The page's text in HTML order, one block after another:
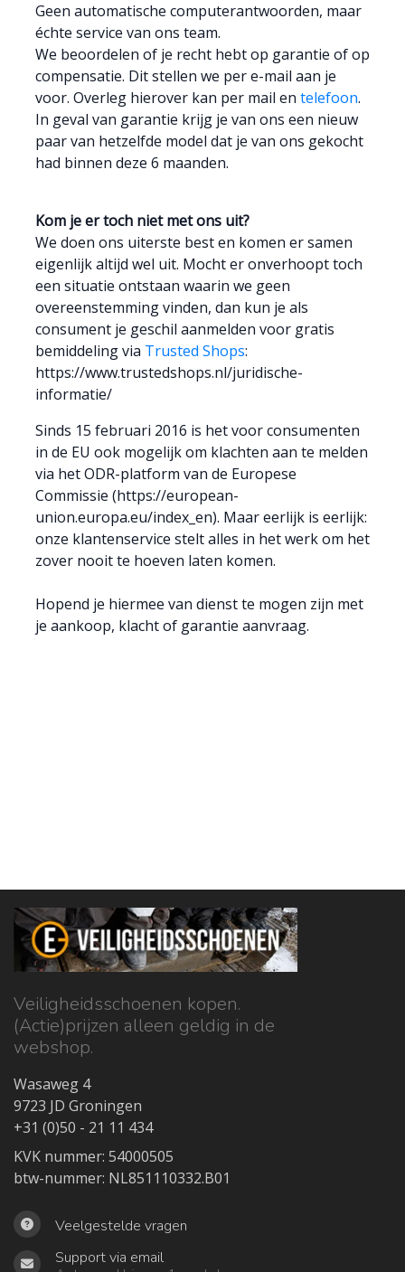
Geen automatische computerantwoorden, maar
échte service van ons team.
We beoordelen of je recht hebt op garantie of op
compensatie. Dit stellen we per e-mail aan je
voor. Overleg hierover kan per mail en telefoon.
In geval van garantie krijg je van ons een nieuw
paar van hetzelfde model dat je van ons gekocht
had binnen deze 6 maanden.
Kom je er toch niet met ons uit?
We doen ons uiterste best en komen er samen
eigenlijk altijd wel uit. Mocht er onverhoopt toch
een situatie ontstaan waarin we geen
overeenstemming vinden, dan kun je als
consument je geschil aanmelden voor gratis
bemiddeling via Trusted Shops:
https://www.trustedshops.nl/juridische-
informatie/
Sinds 15 februari 2016 is het voor consumenten
in de EU ook mogelijk om klachten aan te melden
via het ODR-platform van de Europese
Commissie (https://european-
union.europa.eu/index_en). Maar eerlijk is eerlijk:
onze klantenservice stelt alles in het werk om het
zover nooit te hoeven laten komen.
Hopend je hiermee van dienst te mogen zijn met
je aankoop, klacht of garantie aanvraag.
Veiligheidsschoenen kopen.
(Actie)prijzen alleen geldig in de
webshop.
Wasaweg 4
9723 JD Groningen
+31 (0)50 - 21 11 434
KVK nummer: 54000505
btw-nummer: NL851110332.B01
Veelgestelde vragen
Support via email